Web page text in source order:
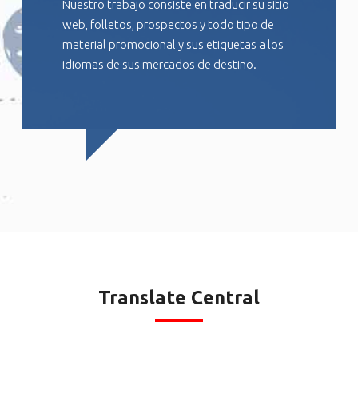
Nuestro trabajo consiste en traducir su sitio
web, folletos, prospectos y todo tipo de
material promocional y sus etiquetas a los
idiomas de sus mercados de destino.
Translate Central